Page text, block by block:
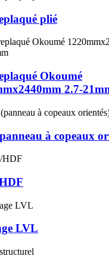
plié
Okoumé
2.7-
à copeaux
LVL